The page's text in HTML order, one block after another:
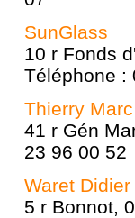
SunGlass
10 r Fonds
Téléphone :
Thierry Marc
41 r Gén
23 96 00 52
Waret Didier
5 r Bonnot,